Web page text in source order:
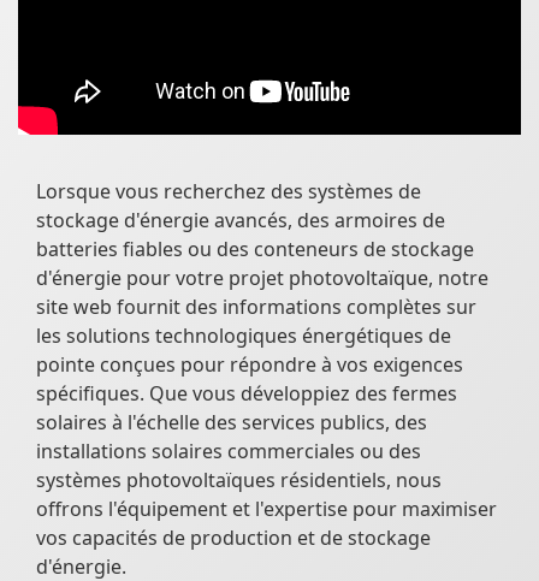
Lorsque vous recherchez des systèmes de
stockage d'énergie avancés, des armoires de
batteries fiables ou des conteneurs de stockage
d'énergie pour votre projet photovoltaïque, notre
site web fournit des informations complètes sur
les solutions technologiques énergétiques de
pointe conçues pour répondre à vos exigences
spécifiques. Que vous développiez des fermes
solaires à l'échelle des services publics, des
installations solaires commerciales ou des
systèmes photovoltaïques résidentiels, nous
offrons l'équipement et l'expertise pour maximiser
vos capacités de production et de stockage
d'énergie.